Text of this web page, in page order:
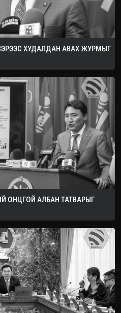
ХУДАЛДАН АВАХ ЖУРМЫГ
ОНЦГОЙ АЛБАН ТАТВАРЫГ